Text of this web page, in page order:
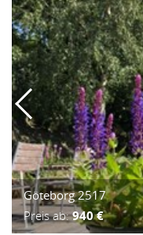
Göteborg 2517
Preis ab:940 €